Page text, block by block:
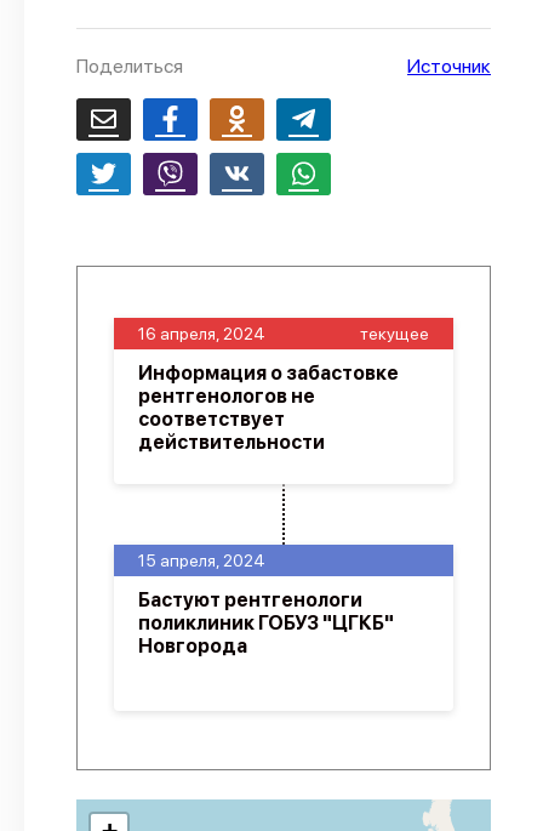
Поделиться Источник
15 апреля, 2024
Бастуют рентгенологи
поликлиник ГОБУЗ "ЦГКБ"
Новгорода
16 апреля, 2024 текущее
Информация о забастовке
рентгенологов не
соответствует
действительности